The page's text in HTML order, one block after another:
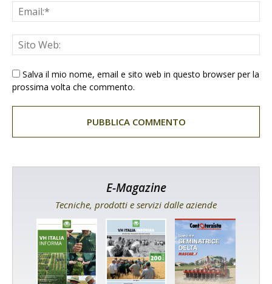
Salva il mio nome, email e sito web in questo browser per la
prossima volta che commento.
E-Magazine
Tecniche, prodotti e servizi dalle aziende